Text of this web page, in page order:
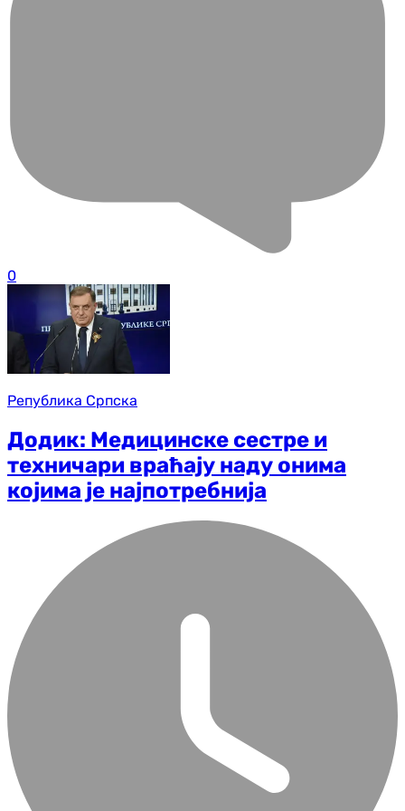
0
Република Српска
Додик: Медицинске сестре и
техничари враћају наду онима
којима је најпотребнија